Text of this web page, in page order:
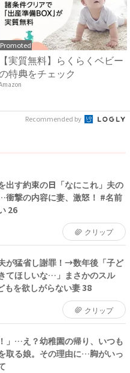
Promoted
【実質無料】らくらくベビー
特典をチェック
Recommended by
出す約束の日「なにこれ」夫の
衝撃の内容に妻、激怒！ #名前
26
クリップ
が猛省し謝罪！→数年後「子ど
てほしいな…」まさかのスル
もを欲しがらない妻 38
クリップ
」…え？幼稚園の帰り、いつも
取る娘。その理由に…胸がいっ